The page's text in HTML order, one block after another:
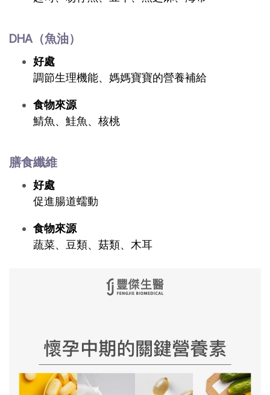
DHA（魚油）
好處
調節生理機能、媽媽寶寶的營養補給
食物來源
鯖魚、鮭魚、核桃
膳食纖維
好處
促進腸道蠕動
食物來源
蔬菜、豆類、菇類、木耳